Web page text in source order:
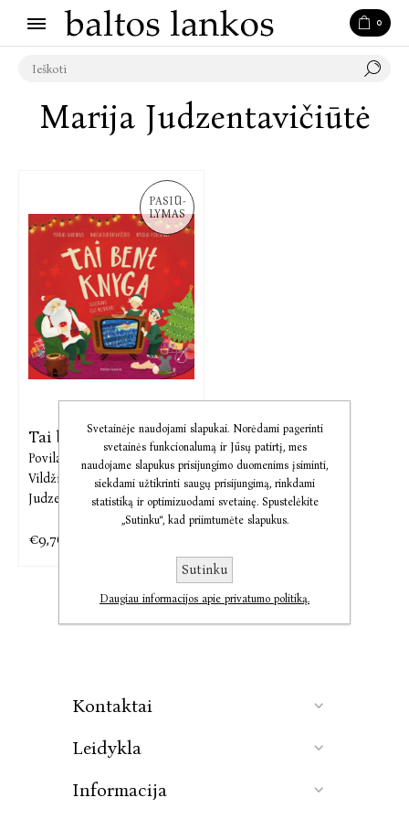
0
Marija Judzentavičiūtė
PASIŪ-
LYMAS
Tai bent knyga
Povilas Laurinkus,
Mykolas
Vildžiūnas,
Marija
Judzentavičiūtė
€9,76
Kontaktai
Leidykla
Informacija
Svetainėje naudojami slapukai. Norėdami pagerinti
svetainės funkcionalumą ir Jūsų patirtį, mes
naudojame slapukus prisijungimo duomenims įsiminti,
siekdami užtikrinti saugų prisijungimą, rinkdami
statistiką ir optimizuodami svetainę. Spustelėkite
„Sutinku“, kad priimtumėte slapukus.
Sutinku
Daugiau informacijos apie privatumo politiką.